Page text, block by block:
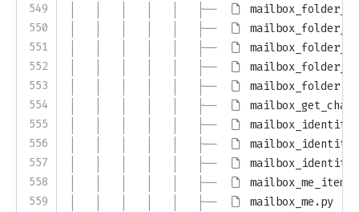
549
550
551
552
553
554
555
556
557
558
559
│   │   │   │   │   ├──
│   │   │   │   │   ├──
│   │   │   │   │   ├──
│   │   │   │   │   ├──
│   │   │   │   │   ├──
mailbox_folder.py
│   │   │   │   │   ├──
│   │   │   │   │   ├──
│   │   │   │   │   ├──
│   │   │   │   │   ├──
│   │   │   │   │   ├──
│   │   │   │   │   ├──
mailbox_me.py